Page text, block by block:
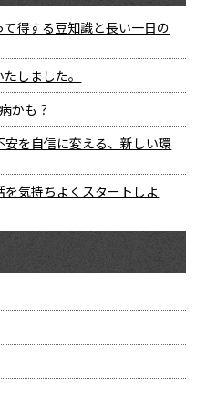
得する豆知識と長い一日の
しました。
かも？
を自信に変える、新しい環
気持ちよくスタートしよ